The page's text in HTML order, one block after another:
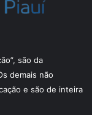
são da
demais não
e são de inteira